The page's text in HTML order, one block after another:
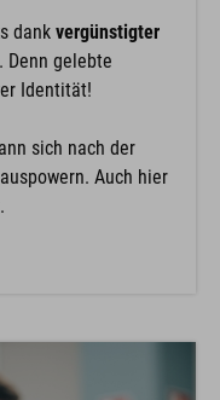
dank vergünstigter
. Denn gelebte
Identität!
sich nach der
Auch hier